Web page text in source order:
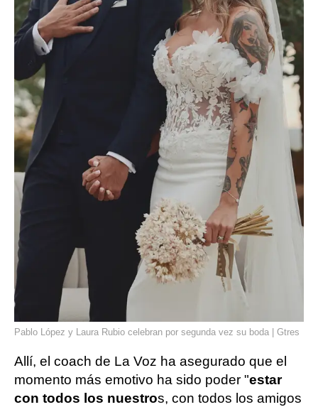
Pablo López y Laura Rubio celebran por segunda vez su boda | Gtres
Allí, el coach de La Voz ha asegurado que el
momento más emotivo ha sido poder "estar
con todos los nuestros, con todos los amigos